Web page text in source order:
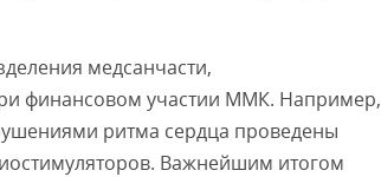
медсанчасти,
финансовом участии ММК. Например,
ритма сердца проведены
Важнейшим итогом